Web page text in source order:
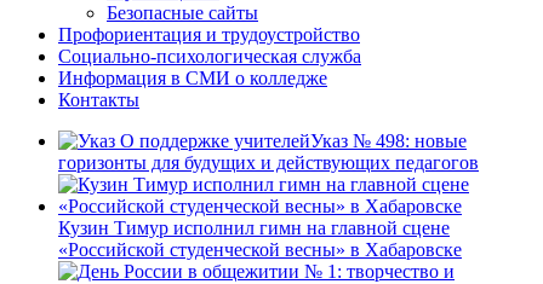
Безопасные сайты
Профориентация и трудоустройство
Социально-психологическая служба
Информация в СМИ о колледже
Контакты
Указ № 498: новые
горизонты для будущих и действующих педагогов
Кузин Тимур исполнил гимн на главной сцене
«Российской студенческой весны» в Хабаровске